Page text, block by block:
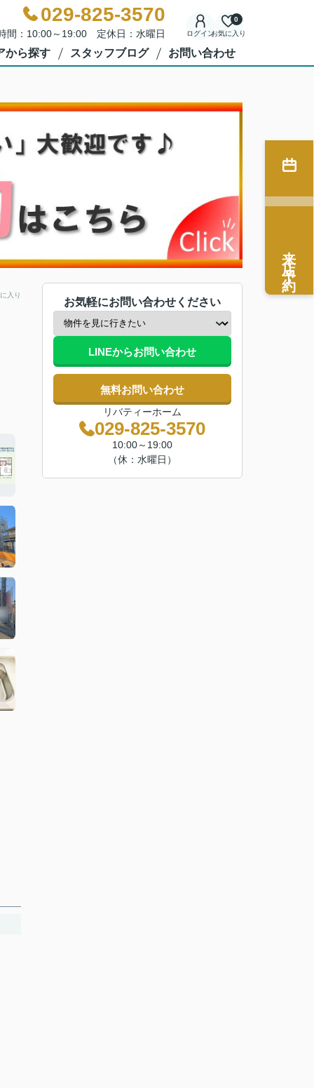
029-825-3570
間：10:00～19:00 定休日：水曜日 ログインお気に入り
0
から探す スタッフブログ お問い合わせ
入り
お気軽にお問い合わせください
LINEからお問い合わせ
無料お問い合わせ
リバティーホーム
029-825-3570
10:00～19:00
（休：水曜日）
来店予約